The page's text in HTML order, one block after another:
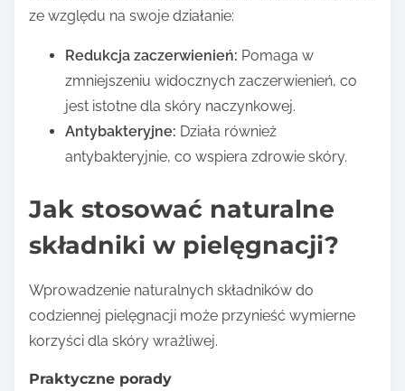
ze względu na swoje działanie:
Redukcja zaczerwienień: Pomaga w
zmniejszeniu widocznych zaczerwienień, co
jest istotne dla skóry naczynkowej.
Antybakteryjne: Działa również
antybakteryjnie, co wspiera zdrowie skóry.
Jak stosować naturalne
składniki w pielęgnacji?
Wprowadzenie naturalnych składników do
codziennej pielęgnacji może przynieść wymierne
korzyści dla skóry wrażliwej.
Praktyczne porady